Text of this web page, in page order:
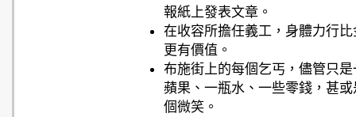
報紙上發表文章。
在收容所擔任義工，身體力行比
更有價值。
布施街上的每個乞丐，儘管只是
蘋果、一瓶水、一些零錢，甚或
個微笑。